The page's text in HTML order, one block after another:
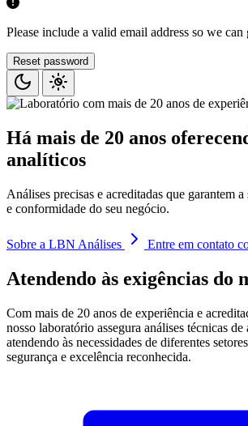
Please include a valid email address so we
Reset password
Há mais de 20 anos
analíticos
Análises precisas e acreditadas que garantem
e conformidade do seu negócio.
Sobre a LBN Análises Entre em contato
Atendendo às exigências do
Com mais de 20 anos de experiência e
nosso laboratório assegura análises técnicas
atendendo às necessidades de diferentes
segurança e excelência reconhecida.